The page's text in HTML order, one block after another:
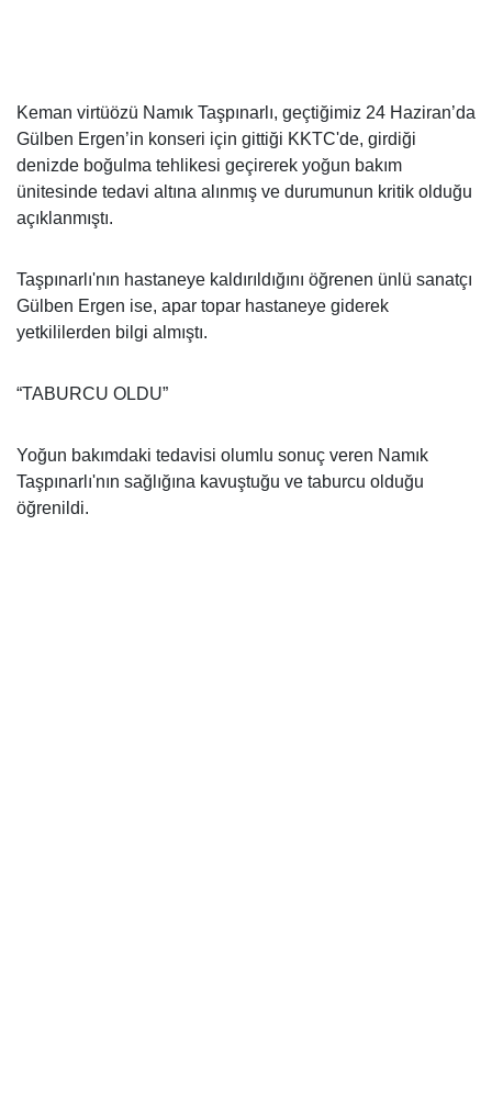
Keman virtüözü Namık Taşpınarlı, geçtiğimiz 24 Haziran’da
Gülben Ergen’in konseri için gittiği KKTC'de, girdiği
denizde boğulma tehlikesi geçirerek yoğun bakım
ünitesinde tedavi altına alınmış ve durumunun kritik olduğu
açıklanmıştı.
Taşpınarlı'nın hastaneye kaldırıldığını öğrenen ünlü sanatçı
Gülben Ergen ise, apar topar hastaneye giderek
yetkililerden bilgi almıştı.
“TABURCU OLDU”
Yoğun bakımdaki tedavisi olumlu sonuç veren Namık
Taşpınarlı'nın sağlığına kavuştuğu ve taburcu olduğu
öğrenildi.